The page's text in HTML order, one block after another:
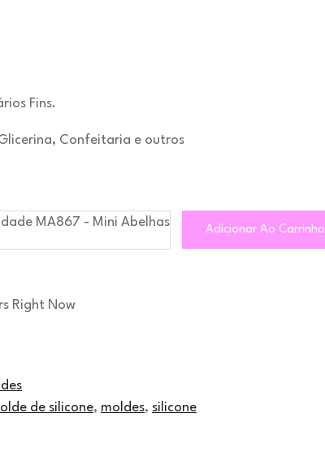
Fins.
Confeitaria e outros
MA867 - Mini Abelhas
Adicionar Ao Carrinho
Right Now
de silicone, moldes, silicone